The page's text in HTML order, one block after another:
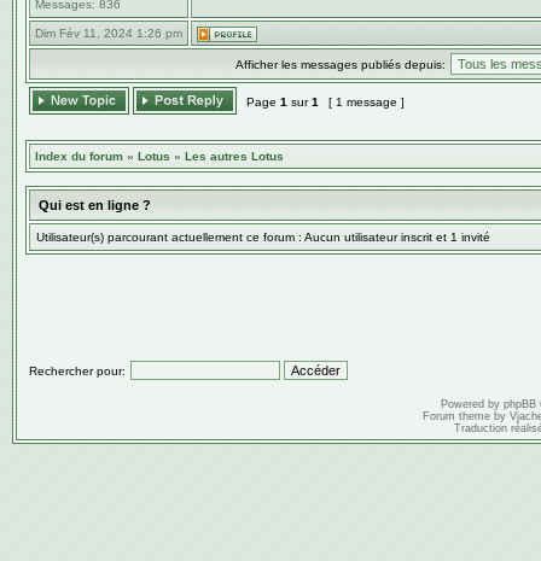
Messages: 836
Dim Fév 11, 2024 1:26 pm
Afficher les messages publiés depuis:
Page 1 sur1 [ 1 message ]
Index du forum » Lotus » Les autres Lotus
Qui est en ligne ?
Utilisateur(s) parcourant actuellement ce forum : Aucun utilisateur inscrit et 1 invité
Rechercher pour:
Powered by phpBB
Forum theme by
Traduction